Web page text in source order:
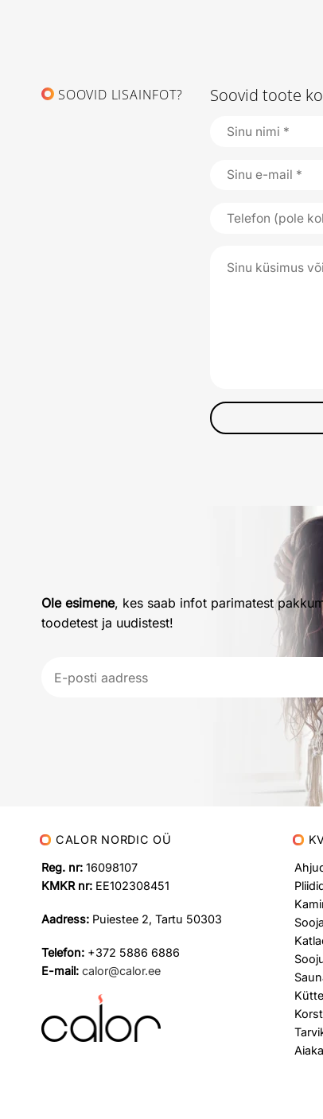
SOOVID LISAINFOT? Soovid toote
Ole esimene, kes saab infot parimatest
toodetest ja uudistest!
CALOR NORDIC OÜ
Reg. nr: 16098107
KMKR nr: EE102308451
Aadress: Puiestee 2, Tartu 50303
Telefon: +372 5886 6886
E-mail: calor@calor.ee